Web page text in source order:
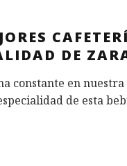
DE
constante en
de esta